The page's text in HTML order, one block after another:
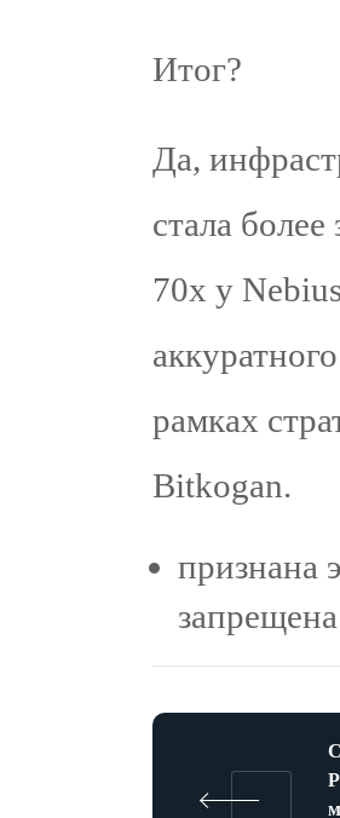
Итог?
Да,
стала
70х у
рамках
Bitkogan.
признана